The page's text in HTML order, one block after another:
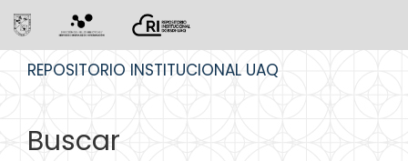
REPOSITORIO INSTITUCIONAL UAQ
Buscar